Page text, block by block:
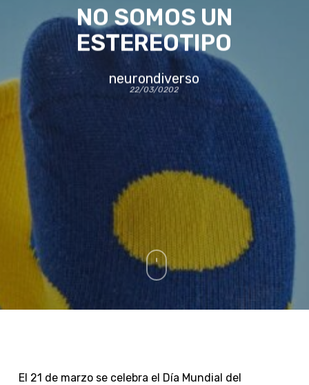
NO SOMOS UN
ESTEREOTIPO
neurondiverso
22/03/0202
El 21 de marzo se celebra el Día Mundial del